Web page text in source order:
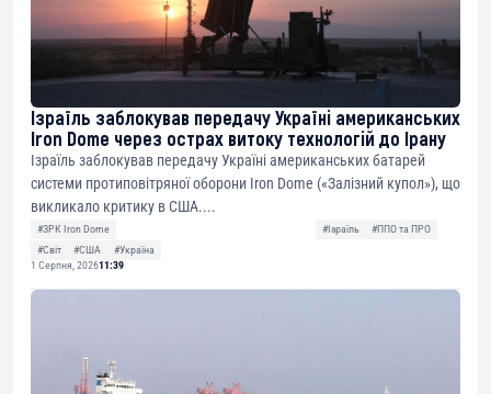
Ізраїль заблокував передачу Україні американських
Iron Dome через острах витоку технологій до Ірану
Ізраїль заблокував передачу Україні американських батарей
системи протиповітряної оборони Iron Dome («Залізний купол»), що
викликало критику в США....
#ЗРК Iron Dome #Ізраїль
#ППО та ПРО
#Світ
#США
#Україна
1 Серпня, 202611:39